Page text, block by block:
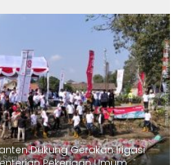
Dukung Gerakan Irigasi